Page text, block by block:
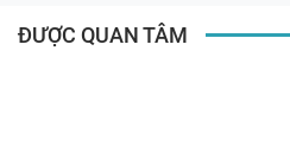
ĐƯỢC QUAN TÂM